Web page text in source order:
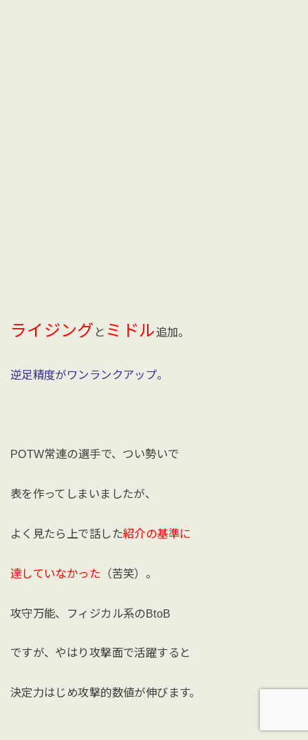
ライジング と ミドル追加。
逆足精度がワンランクアップ。
POTW常連の選手で、つい勢いで
表を作ってしまいましたが、
よく見たら上で話した紹介の基準に
達していなかった （苦笑）。
攻守万能、フィジカル系のBtoB
ですが、やはり攻撃面で活躍すると
決定力はじめ攻撃的数値が伸びます。